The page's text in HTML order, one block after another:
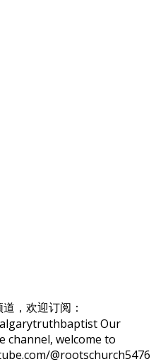
，欢迎订阅：
Our
channel, welcome to
@rootschurch5476